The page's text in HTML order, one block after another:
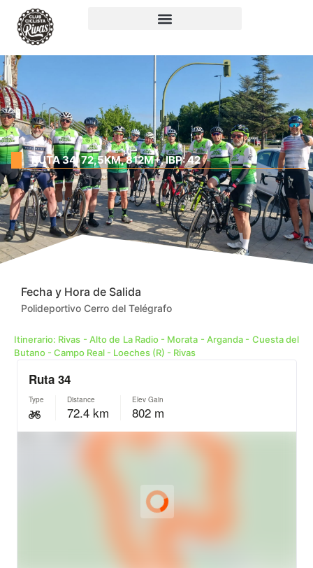
RUTA 34: 72,5KM, 812M+, IBP: 42
Fecha y Hora de Salida
Polideportivo Cerro del Telégrafo
Itinerario: Rivas - Alto de La Radio - Morata - Arganda - Cuesta del
Butano - Campo Real - Loeches (R) - Rivas